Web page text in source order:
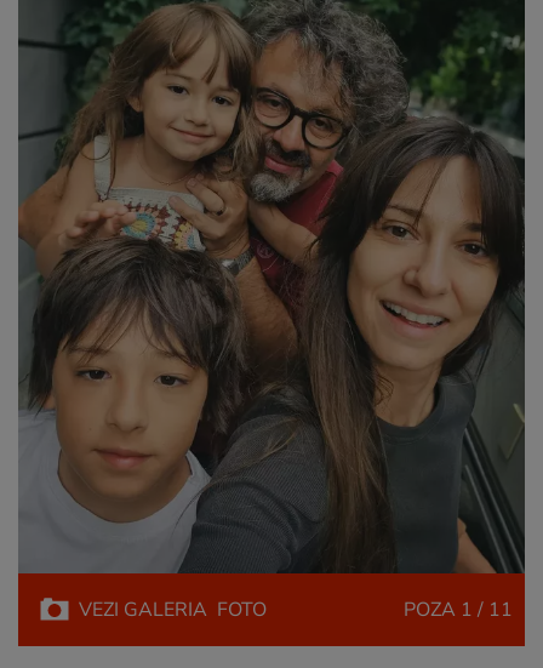
VEZI GALERIA FOTO POZA 1 / 11